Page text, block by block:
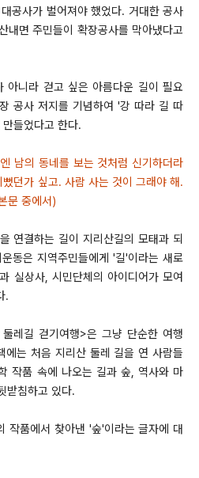
공사가 벌어져야 했었다. 거대한 공사
내면 주민들이 확장공사를 막아냈다고
아니라 걷고 싶은 아름다운 길이 필요
공사 저지를 기념하여 '강 따라 길 따
들었다고 한다.
남의 동네를 보는 것처럼 신기하더라
던가 싶고. 사람 사는 것이 그래야 해.
문 중에서)
연결하는 길이 지리산길의 모태과 되
동은 지역주민들에게 '길'이라는 새로
실상사, 시민단체의 아이디어가 모여
.
레길 걷기여행>은 그냥 단순한 여행
에는 처음 지리산 둘레 길을 연 사람들
작품 속에 나오는 길과 숲, 역사와 마
받침하고 있다.
작품에서 찾아낸 '숲'이라는 글자에 대